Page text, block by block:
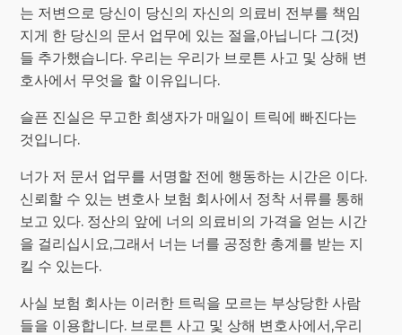
는 저변으로 당신이 당신의 자신의 의료비 전부를 책임
지게 한 당신의 문서 업무에 있는 절을,아닙니다 그(것)
들 추가했습니다. 우리는 우리가 브로튼 사고 및 상해 변
호사에서 무엇을 할 이유입니다.
슬픈 진실은 무고한 희생자가 매일이 트릭에 빠진다는
것입니다.
너가 저 문서 업무를 서명할 전에 행동하는 시간은 이다.
신뢰할 수 있는 변호사 보험 회사에서 정착 서류를 통해
보고 있다. 정산의 앞에 너의 의료비의 가격을 얻는 시간
을 걸리십시요,그래서 너는 너를 공정한 총계를 받는 지
킬 수 있는다.
사실 보험 회사는 이러한 트릭을 모르는 부상당한 사람
들을 이용합니다. 브로튼 사고 및 상해 변호사에서,우리